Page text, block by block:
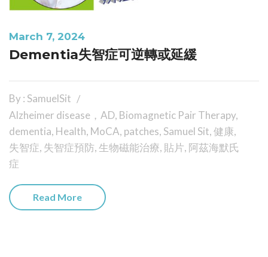
March 7, 2024
Dementia失智症可逆轉或延緩
By : SamuelSit
Alzheimer disease，AD, Biomagnetic Pair Therapy,
dementia, Health, MoCA, patches, Samuel Sit,健康,
失智症, 失智症預防, 生物磁能治療, 貼片, 阿茲海默氏
症
Read More